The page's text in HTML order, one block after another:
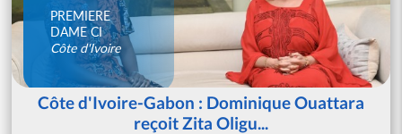
PREMIERE
DAME CI
Côte d'Ivoire
Côte d'Ivoire-Gabon : Dominique Ouattara
reçoit Zita Oligu...